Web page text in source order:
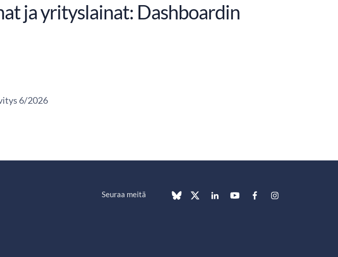
ja yrityslainat: Dashboardin
6/2026
Seuraa meitä